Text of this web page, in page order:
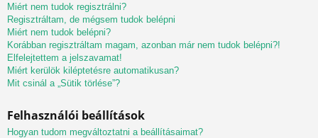
Miért nem tudok regisztrálni?
Regisztráltam, de mégsem tudok belépni
Miért nem tudok belépni?
Korábban regisztráltam magam, azonban már nem tudok belépni?!
Elfelejtettem a jelszavamat!
Miért kerülök kiléptetésre automatikusan?
Mit csinál a „Sütik törlése”?
Felhasználói beállítások
Hogyan tudom megváltoztatni a beállításaimat?